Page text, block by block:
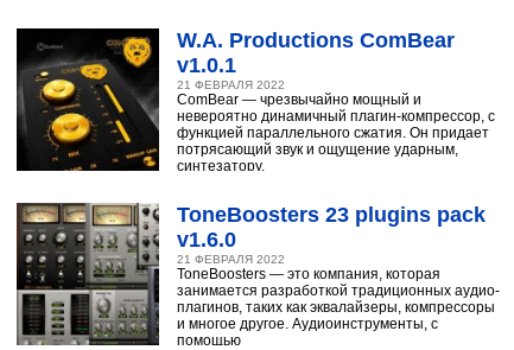
W.A. Productions ComBear
v1.0.1
21 ФЕВРАЛЯ 2022
ComBear — чрезвычайно мощный и
невероятно динамичный плагин-компрессор, с
функцией параллельного сжатия. Он придает
потрясающий звук и ощущение ударным,
синтезатору,
ToneBoosters 23 plugins pack
v1.6.0
21 ФЕВРАЛЯ 2022
ToneBoosters — это компания, которая
занимается разработкой традиционных аудио-
плагинов, таких как эквалайзеры, компрессоры
и многое другое. Аудиоинструменты, с
помощью